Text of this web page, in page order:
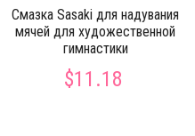
Смазка Sasaki для надувания
мячей для художественной
гимнастики
$11.18